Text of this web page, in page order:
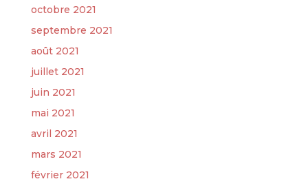
octobre 2021
septembre 2021
août 2021
juillet 2021
juin 2021
mai 2021
avril 2021
mars 2021
février 2021